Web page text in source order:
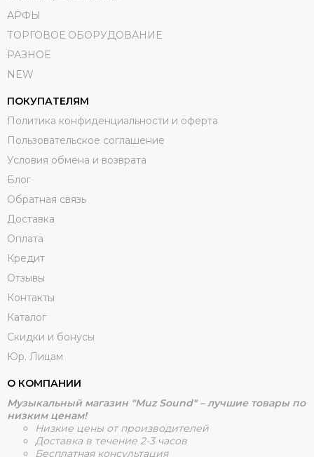
АРФЫ
ТОРГОВОЕ ОБОРУДОВАНИЕ
РАЗНОЕ
NEW
ПОКУПАТЕЛЯМ
Политика конфиденциальности и оферта
Пользовательское соглашение
Условия обмена и возврата
Блог
Обратная связь
Доставка
Оплата
Кредит
Отзывы
Контакты
Каталог
Скидки и бонусы
Юр. Лицам
О КОМПАНИИ
Музыкальный магазин "Muz Sound" – лучшие товары по
низким ценам!
Низкие цены от производителей
Доставка в течение 2-3 часов
Бесплатная консультация